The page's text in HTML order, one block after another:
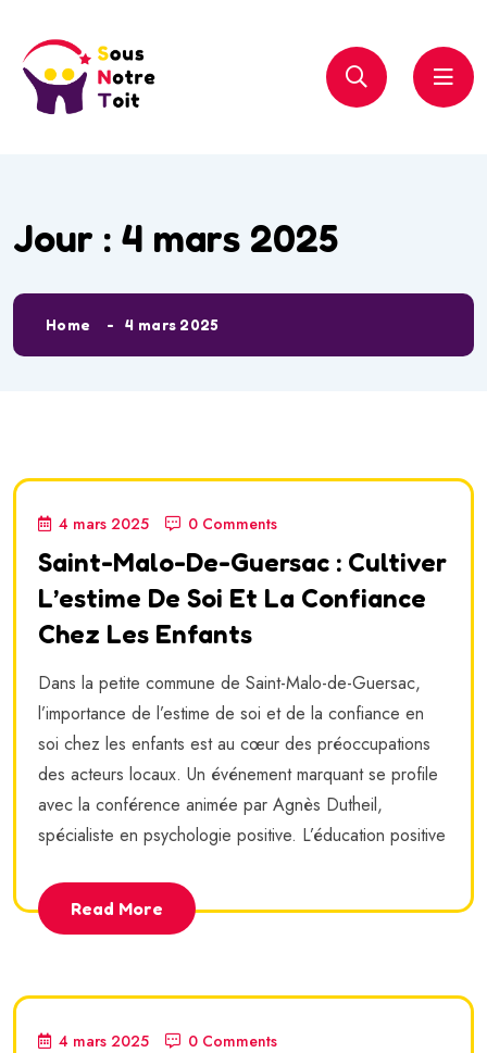
Jour : 4 mars 2025
Home 4 mars 2025
4 mars 2025 0 Comments
Saint-Malo-De-Guersac : Cultiver
L’estime De Soi Et La Confiance
Chez Les Enfants
Dans la petite commune de Saint-Malo-de-Guersac,
l’importance de l’estime de soi et de la confiance en
soi chez les enfants est au cœur des préoccupations
des acteurs locaux. Un événement marquant se profile
avec la conférence animée par Agnès Dutheil,
spécialiste en psychologie positive. L’éducation positive
Read More
4 mars 2025 0 Comments